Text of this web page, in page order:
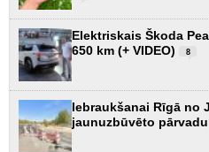
Elektriskais Škoda
650 km (+ VIDEO)
8
Iebraukšanai Rīgā no
jaunuzbūvēto pārvadu